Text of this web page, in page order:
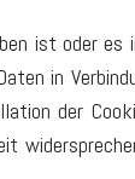
ist oder es
in
der